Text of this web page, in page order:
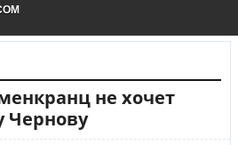
не хочет
Чернову